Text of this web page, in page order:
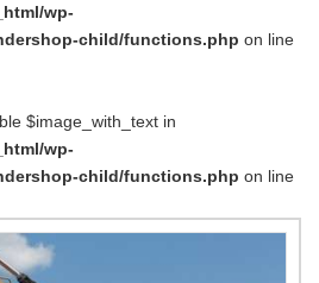
wp-
child/functions.php on line
$image_with_text in
wp-
child/functions.php on line